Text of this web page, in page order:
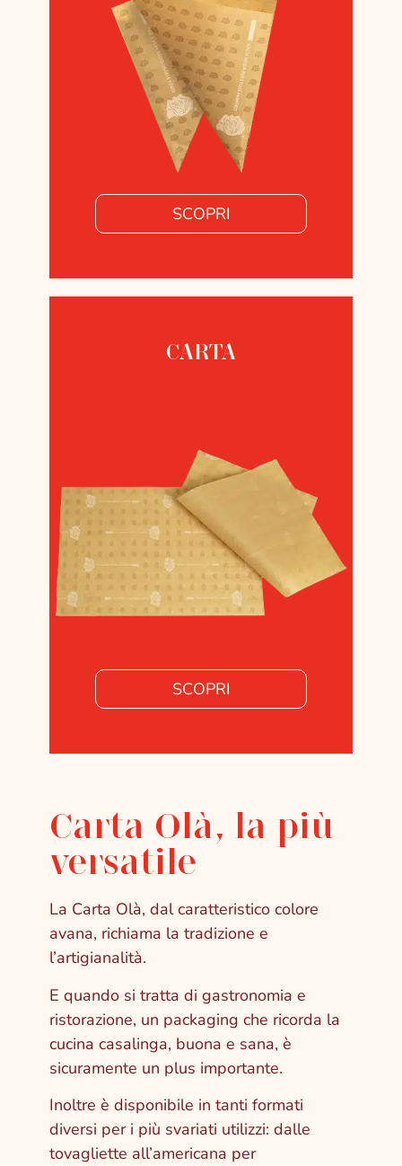
SCOPRI
CARTA
SCOPRI
Carta Olà, la più
versatile
La Carta Olà, dal caratteristico colore
avana, richiama la tradizione e
l’artigianalità.
E quando si tratta di gastronomia e
ristorazione, un packaging che ricorda la
cucina casalinga, buona e sana, è
sicuramente un plus importante.
Inoltre è disponibile in tanti formati
diversi per i più svariati utilizzi: dalle
tovagliette all’americana per